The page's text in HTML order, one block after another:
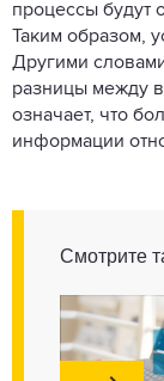
процессы будут
Таким образом,
Другими
разницы между
означает, что
информации
Смотрите